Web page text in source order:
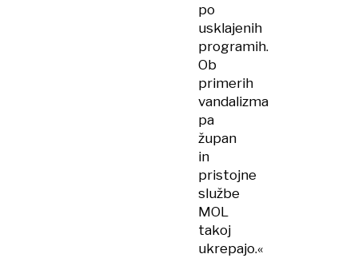
po
usklajenih
programih.
Ob
primerih
vandalizma
pa
župan
in
pristojne
službe
MOL
takoj
ukrepajo.«